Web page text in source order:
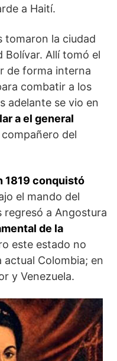
a Haití.
tomaron la ciudad
Bolívar. Allí tomó el
de forma interna
combatir a los
adelante se vio en
a el general
del
1819 conquistó
el mando del
regresó a Angostura
de la
este estado no
Colombia; en
y Venezuela.